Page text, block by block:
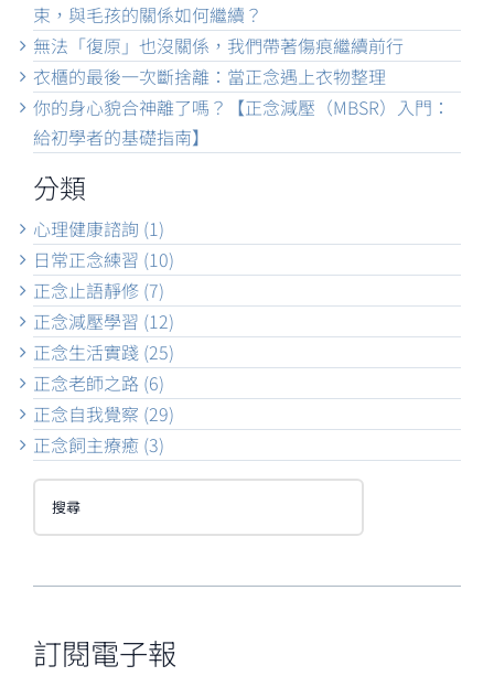
束，與毛孩的關係如何繼續？
無法「復原」也沒關係，我們帶著傷痕繼續前行
衣櫃的最後一次斷捨離：當正念遇上衣物整理
你的身心貌合神離了嗎？【正念減壓（MBSR）入門：
給初學者的基礎指南】
分類
心理健康諮詢 (1)
日常正念練習 (10)
正念止語靜修 (7)
正念減壓學習 (12)
正念生活實踐 (25)
正念老師之路 (6)
正念自我覺察 (29)
正念飼主療癒 (3)
訂閱電子報